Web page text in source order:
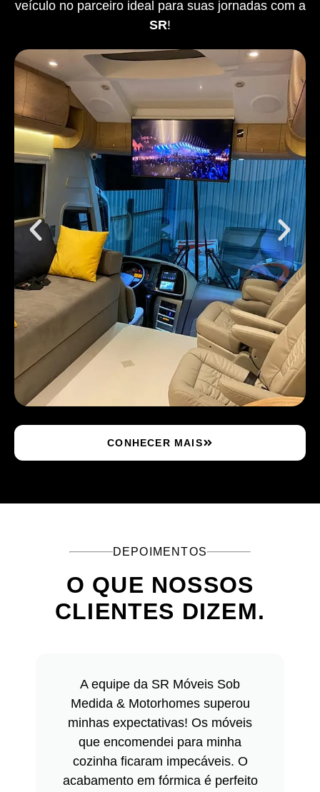
veículo no parceiro ideal para suas jornadas com a
SR!
CONHECER MAIS
DEPOIMENTOS
O QUE NOSSOS
CLIENTES DIZEM.
A equipe da SR Móveis Sob
Medida & Motorhomes superou
minhas expectativas! Os móveis
que encomendei para minha
cozinha ficaram impecáveis. O
acabamento em fórmica é perfeito